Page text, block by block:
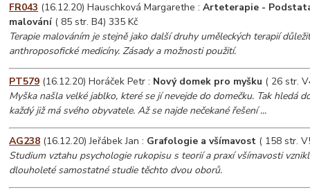
FR043 (16.12.20) Hauschková Margarethe :Arteterapie -
malování( 85 str. B4) 335 Kč
Terapie malováním je stejně jako další druhy uměleckých terapií
anthroposofické medicíny. Zásady a možnosti použití.
PT579 (16.12.20) Horáček Petr : Nový domek pro myšku ( 26 str.
Myška našla velké jablko, které se jí nevejde do domečku. Tak hledá
každý již má svého obyvatele. Až se najde nečekané řešení ...
AG238 (16.12.20) Jeřábek Jan : Grafologie a všímavost ( 158 str.
Studium vztahu psychologie rukopisu s teorií a praxí všímavosti
dlouholeté samostatné studie těchto dvou oborů.